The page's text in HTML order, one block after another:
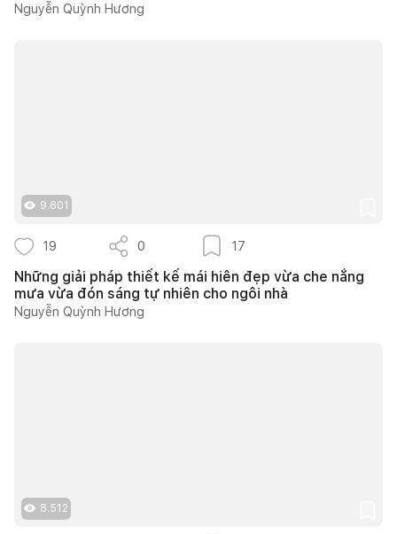
Nguyễn Quỳnh Hương
9.801
19 0 17
Những giải pháp thiết kế mái hiên đẹp vừa che nắng
mưa vừa đón sáng tự nhiên cho ngôi nhà
Nguyễn Quỳnh Hương
8.512